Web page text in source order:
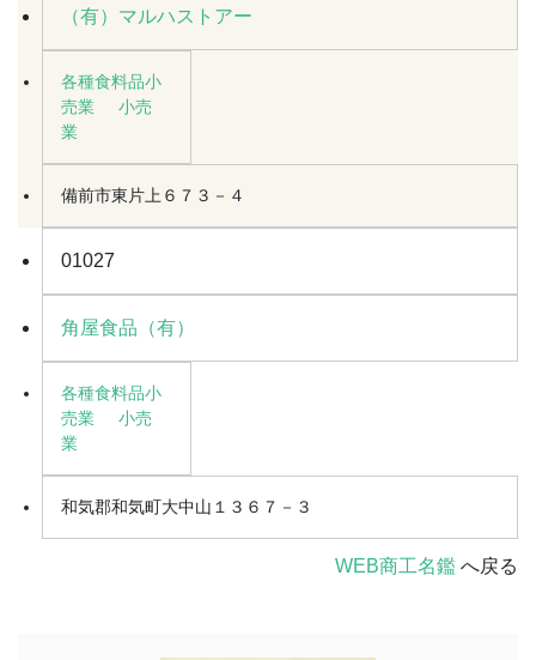
（有）マルハストアー
各種食料品小
売業
小売
業
備前市東片上６７３－４
01027
角屋食品（有）
各種食料品小
売業
小売
業
和気郡和気町大中山１３６７－３
WEB商工名鑑 へ戻る